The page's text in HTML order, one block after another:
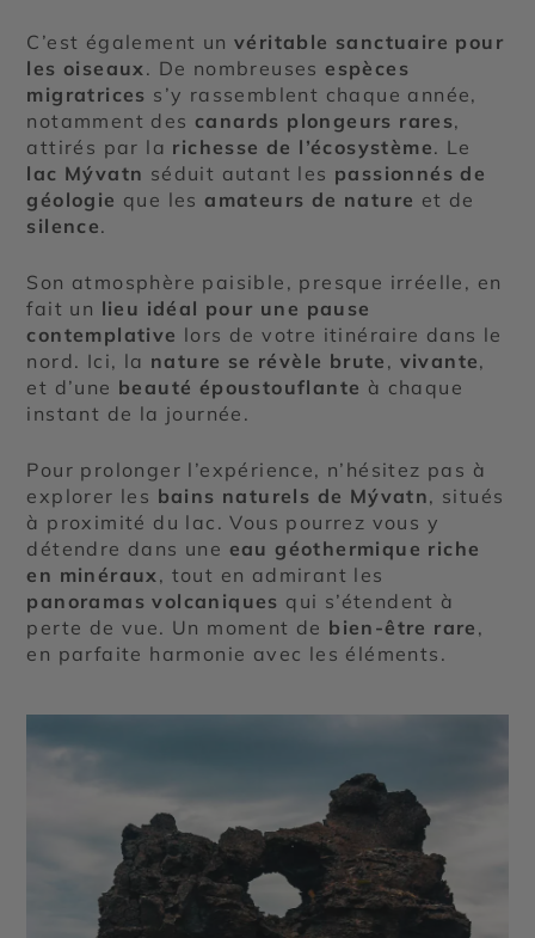
C’est également unvéritable sanctuaire pour
les oiseaux. De nombreuses espèces
migratrices s’y rassemblent chaque année,
notamment des canards plongeurs rares,
attirés par la richesse de l’écosystème. Le
lac Mývatn séduit autant les passionnés de
géologie que les amateurs de nature et de
silence.
Son atmosphère paisible, presque irréelle, en
fait un lieu idéal pour une pause
contemplative lors de votre itinéraire dans le
nord. Ici, la nature se révèle brute , vivante,
et d’une beauté époustouflante à chaque
instant de la journée.
Pour prolonger l’expérience, n’hésitez pas à
explorer les bains naturels de Mývatn, situés
à proximité du lac. Vous pourrez vous y
détendre dans une eau géothermique riche
en minéraux, tout en admirant les
panoramas volcaniques qui s’étendent à
perte de vue. Un moment de bien-être rare ,
en parfaite harmonie avec les éléments.